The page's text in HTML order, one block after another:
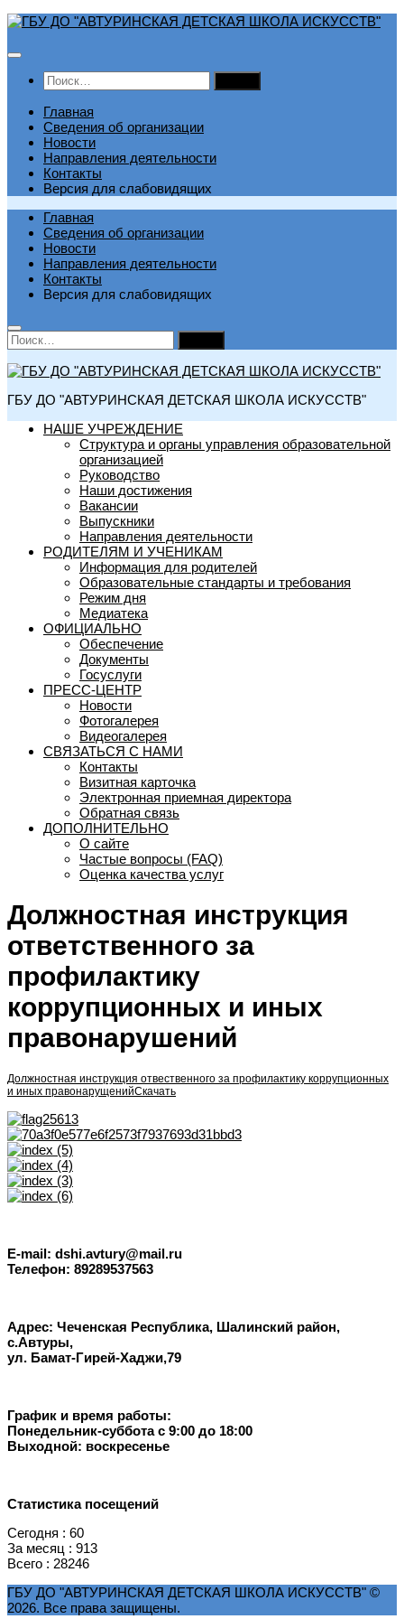
Перейти
содержимому
Найти:
Главная
Сведения об организации
Новости
Направления деятельности
Контакты
Версия для слабовидящих
Главная
Сведения об организации
Новости
Направления деятельности
Контакты
Версия для слабовидящих
Найти:
ГБУ ДО "АВТУРИНСКАЯ ДЕТСКАЯ ШКОЛА ИСКУССТВ"
НАШЕ УЧРЕЖДЕНИЕ
Структура и органы управления образовательной
организацией
Руководство
Наши достижения
Вакансии
Выпускники
Направления деятельности
РОДИТЕЛЯМ И УЧЕНИКАМ
Информация для родителей
Образовательные стандарты и требования
Режим дня
Медиатека
ОФИЦИАЛЬНО
Обеспечение
Документы
Госуслуги
ПРЕСС-ЦЕНТР
Новости
Фотогалерея
Видеогалерея
СВЯЗАТЬСЯ С НАМИ
Контакты
Визитная карточка
Электронная приемная директора
Обратная связь
ДОПОЛНИТЕЛЬНО
О сайте
Частые вопросы (FAQ)
Оценка качества услуг
Должностная инструкция
ответственного за
профилактику
коррупционных и иных
правонарушений
Должностная инструкция отвественного за профилактику коррупционных
и иных правонарущенийСкачать
E-mail: dshi.avtury@mail.ru
Телефон: 89289537563
Адрес: Чеченская Республика, Шалинский район,
с.Автуры,
ул. Бамат-Гирей-Хаджи,79
График и время работы:
Понедельник-суббота с 9:00 до 18:00
Выходной: воскресенье
Статистика посещений
Сегодня : 60
За месяц : 913
Всего : 28246
ГБУ ДО "АВТУРИНСКАЯ ДЕТСКАЯ ШКОЛА ИСКУССТВ" ©
2026. Все права защищены.